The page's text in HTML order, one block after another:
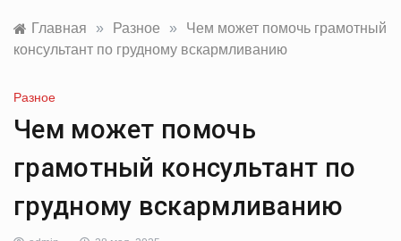
Главная » Разное »
Чем может помочь грамотный
консультант по грудному вскармливанию
Разное
Чем может помочь
грамотный консультант по
грудному вскармливанию